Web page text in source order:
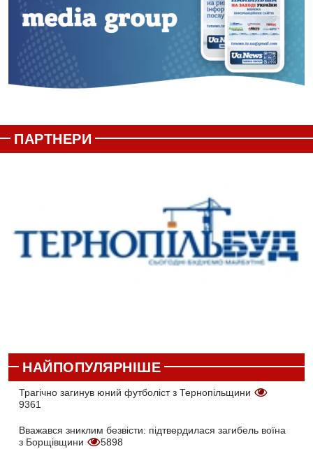
ПАРТНЕРИ
НАЙПОПУЛЯРНІШЕ
Трагічно загинув юний футболіст з Тернопільщини
9361
Вважався зниклим безвісти: підтвердилася загибель воїна
з Борщівщини
5898